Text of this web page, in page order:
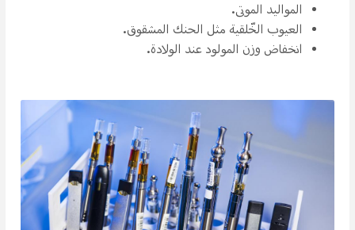
المواليد الموتى.
العيوب الخّلقية مثل الحنك المشقوق.
انخفاض وزن المولود عند الولادة.